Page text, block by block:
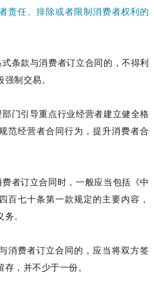
责任、排除或者限制消费者权利的
条款与消费者订立合同的，不得利
制交易。
门引导重点行业经营者建立健全格
范经营者合同行为，提升消费者合
者订立合同时，一般应当包括《中
百七十条第一款规定的主要内容，
。
消费者订立合同的，应当将双方签
，并不少于一份。